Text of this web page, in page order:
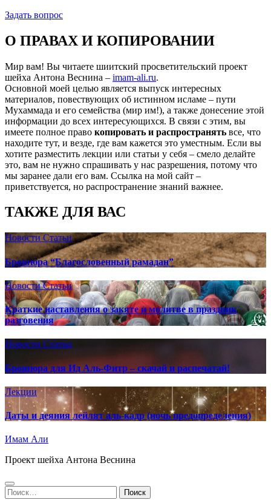
Задать вопрос
О ПРАВАХ И КОПИРОВАНИИ
Мир вам! Вы читаете шиитский просветительский проект
шейха Антона Веснина – imam-ali.ru.
Основной моей целью является выпуск интересных
материалов, повествующих об истинном исламе – пути
Мухаммада и его семейства (мир им!), а также донесение этой
информации до всех интересующихся. В связи с этим, вы
имеете полное право копировать и распространять все, что
находите тут, и везде, где вам кажется это уместным. Если вы
хотите разместить лекции или статьи у себя – смело делайте
это, вам не нужно спрашивать у нас разрешения, потому что
мы заранее дали его вам. Ссылка на мой сайт –
приветствуется, но распространение знаний важнее.
ТАКЖЕ ДЛЯ ВАС
НовостиСтатьи
Брошюра “Благословенный рамадан”
НовостиСтатьи
Краткие наставления о закяте и молитве в праздник
разговения
Новости Статьи
Брошюра для Ид Аль-Фитр – скачай и распечатай!
Лекции
Даты и деяния лейлят аль-кадр (ночь предопределения)
Имам Али
Проект шейха Антона Веснина
Найти: